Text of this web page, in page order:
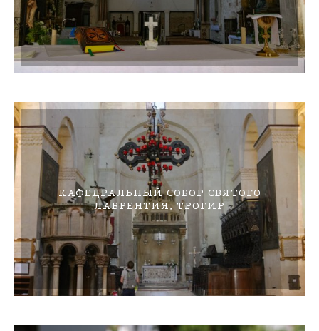
КАФЕДРАЛЬНЫЙ СОБОР СВЯТОГО
ЛАВРЕНТИЯ, ТРОГИР